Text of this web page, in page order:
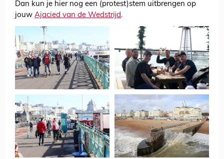
Dan kun je hier nog een (protest)stem uitbrengen op
jouw Ajacied van de Wedstrijd.